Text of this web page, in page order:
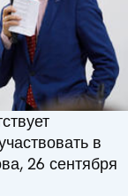
в
26 сентября